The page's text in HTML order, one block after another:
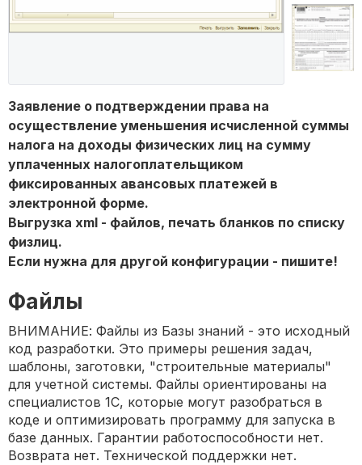
Заявление о подтверждении права на
осуществление уменьшения исчисленной суммы
налога на доходы физических лиц на сумму
уплаченных налогоплательщиком
фиксированных авансовых платежей в
электронной форме.
Выгрузка xml - файлов, печать бланков по списку
физлиц.
Если нужна для другой конфигурации - пишите!
Файлы
ВНИМАНИЕ: Файлы из Базы знаний - это исходный
код разработки. Это примеры решения задач,
шаблоны, заготовки, "строительные материалы"
для учетной системы. Файлы ориентированы на
специалистов 1С, которые могут разобраться в
коде и оптимизировать программу для запуска в
базе данных. Гарантии работоспособности нет.
Возврата нет. Технической поддержки нет.